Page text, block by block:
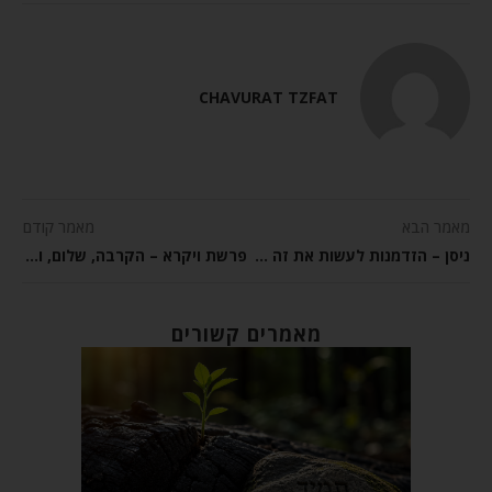
CHAVURAT TZFAT
מאמר הבא
ניסן – הזדמנות לעשות את זה טוב יותר
מאמר קודם
פרשת ויקרא – הקרבה, שלום, ותשובה
מאמרים קשורים